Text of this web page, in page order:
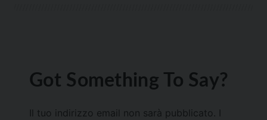
Got Something To Say?
Il tuo indirizzo email non sarà pubblicato.